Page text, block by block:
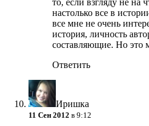
то, если взгляду не
настолько все в
все мне не очень
история, личность
составляющие. Но это
Ответить
Иришка
11 Сен 2012 в 9:12